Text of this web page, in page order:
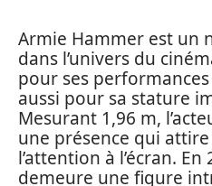
Armie Hammer est un
dans l’univers du
pour ses
aussi pour sa stature
Mesurant 1,96 m,
une présence qui
l’attention à l’écran.
demeure une figure